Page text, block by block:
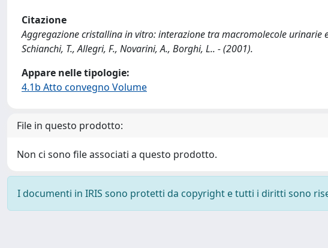
Citazione
Aggregazione cristallina in vitro: interazione tra macromolecole urinarie
Schianchi, T., Allegri, F., Novarini, A., Borghi, L.. - (2001).
Appare nelle tipologie:
4.1b Atto convegno Volume
File in questo prodotto:
Non ci sono file associati a questo prodotto.
I documenti in IRIS sono protetti da copyright e tutti i diritti sono